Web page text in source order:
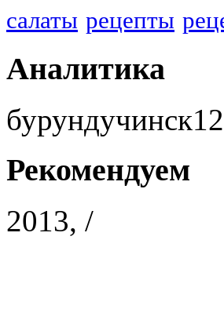
салаты рецепты
Аналитика
Рекомендуем
2013, /